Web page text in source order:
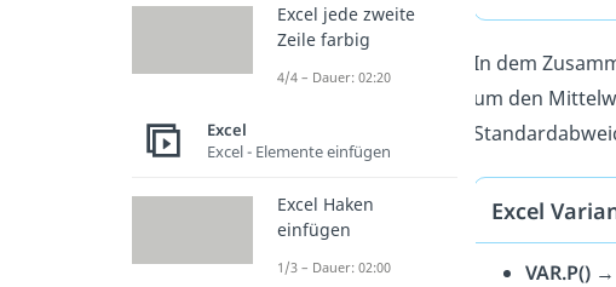
In dem
um den
Excel
VAR.P()→
Excel jede zweite
Zeile farbig
4/4 – Dauer: 02:20
Excel
Excel - Elemente einfügen
Excel Haken
einfügen
1/3 – Dauer: 02:00